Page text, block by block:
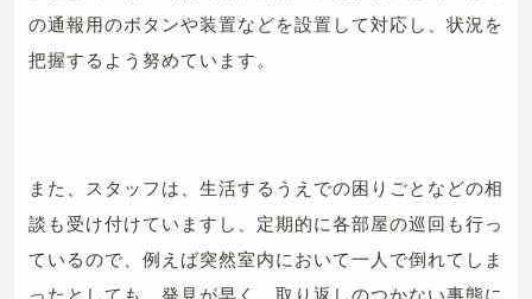
の通報用のボタンや装置などを設置して対応し、状況を
把握するよう努めています。
また、スタッフは、生活するうえでの困りごとなどの相
談も受け付けていますし、定期的に各部屋の巡回も行っ
ているので、例えば突然室内において一人で倒れてしま
ったとしても、発見が早く、取り返しのつかない事態に